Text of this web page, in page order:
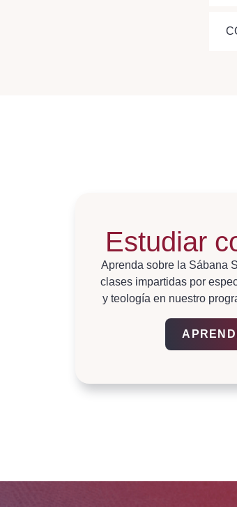
Estudiar
Aprenda sobre la Sábana
clases impartidas por
y teología en nuestro